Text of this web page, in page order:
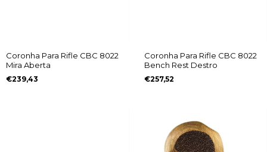
Coronha Para Rifle CBC 8022
Mira Aberta
€239,43
Coronha Para Rifle CBC 8022
Bench Rest Destro
€257,52